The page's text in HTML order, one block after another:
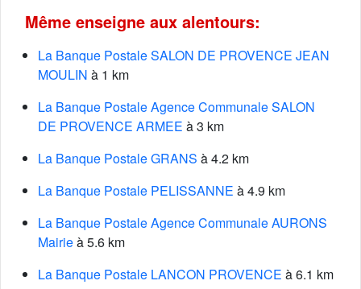
Même enseigne aux alentours:
La Banque Postale SALON DE PROVENCE JEAN
MOULIN à 1 km
La Banque Postale Agence Communale SALON
DE PROVENCE ARMEE à 3 km
La Banque Postale GRANS à 4.2 km
La Banque Postale PELISSANNE à 4.9 km
La Banque Postale Agence Communale AURONS
Mairieà 5.6 km
La Banque Postale LANCON PROVENCE à 6.1 km